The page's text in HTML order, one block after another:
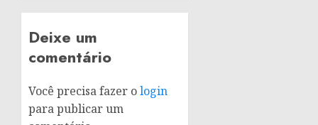
Deixe um
comentário
Você precisa fazer ologin
para publicar um